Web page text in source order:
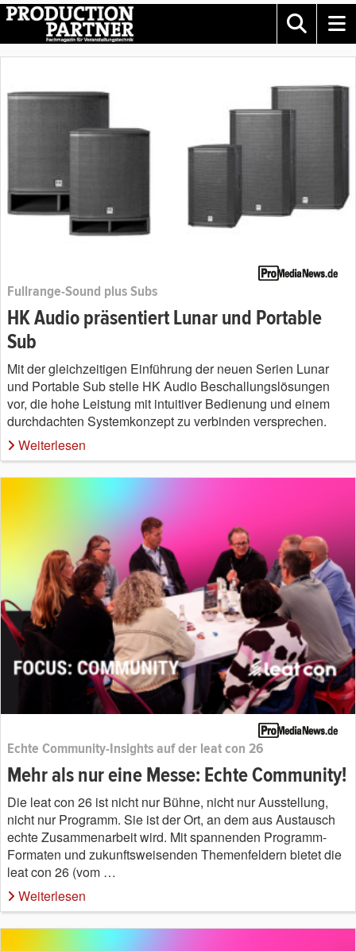
Fullrange-Sound plus Subs
HK Audio präsentiert Lunar und Portable
Sub
Mit der gleichzeitigen Einführung der neuen Serien Lunar
und Portable Sub stelle HK Audio Beschallungslösungen
vor, die hohe Leistung mit intuitiver Bedienung und einem
durchdachten Systemkonzept zu verbinden versprechen.
Weiterlesen
Echte Community-Insights auf der leat con 26
Mehr als nur eine Messe: Echte Community!
Die leat con 26 ist nicht nur Bühne, nicht nur Ausstellung,
nicht nur Programm. Sie ist der Ort, an dem aus Austausch
echte Zusammenarbeit wird. Mit spannenden Programm-
Formaten und zukunftsweisenden Themenfeldern bietet die
leat con 26 (vom …
Weiterlesen